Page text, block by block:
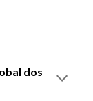
dos